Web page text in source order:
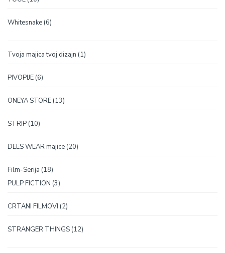
Whitesnake 66
Tvoja majica tvoj dizajn 11
PIVOPIJE 66
ONEYA STORE 1313
STRIP 1010
DEES WEAR majice 2020
Film-Serija 1818
proizvoda
PULP FICTION 33
CRTANI FILMOVI 22
STRANGER THINGS 1212